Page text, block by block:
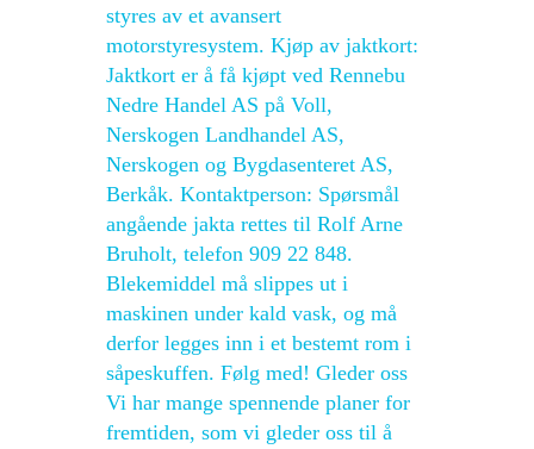
styres av et avansert
motorstyresystem. Kjøp av jaktkort:
Jaktkort er å få kjøpt ved Rennebu
Nedre Handel AS på Voll,
Nerskogen Landhandel AS,
Nerskogen og Bygdasenteret AS,
Berkåk. Kontaktperson: Spørsmål
angående jakta rettes til Rolf Arne
Bruholt, telefon 909 22 848.
Blekemiddel må slippes ut i
maskinen under kald vask, og må
derfor legges inn i et bestemt rom i
såpeskuffen. Følg med! Gleder oss
Vi har mange spennende planer for
fremtiden, som vi gleder oss til å